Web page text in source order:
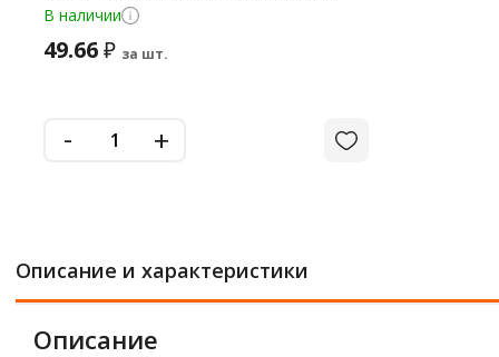
В наличии
49.66₽ за шт.
- +
Описание и характеристики
Описание